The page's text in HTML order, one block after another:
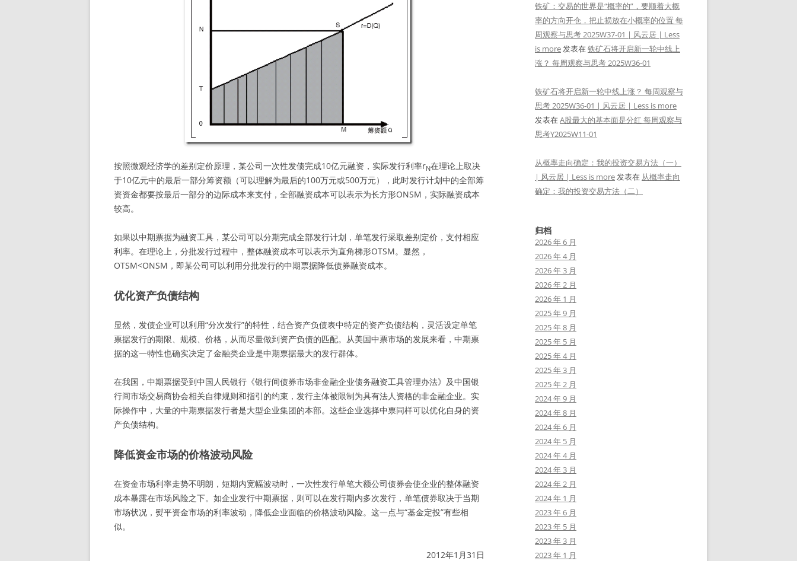
按照微观经济学的差别定价原理，某公司一次性发债完成10亿元融资，实际发行利率rN在理论上取决
于10亿元中的最后一部分筹资额（可以理解为最后的100万元或500万元），此时发行计划中的全部筹
资资金都要按最后一部分的边际成本来支付，全部融资成本可以表示为长方形ONSM，实际融资成本
较高。
如果以中期票据为融资工具，某公司可以分期完成全部发行计划，单笔发行采取差别定价，支付相应
利率。在理论上，分批发行过程中，整体融资成本可以表示为直角梯形OTSM。显然，
OTSM<ONSM，即某公司可以利用分批发行的中期票据降低债券融资成本。
优化资产负债结构
显然，发债企业可以利用“分次发行”的特性，结合资产负债表中特定的资产负债结构，灵活设定单笔
票据发行的期限、规模、价格，从而尽量做到资产负债的匹配。从美国中票市场的发展来看，中期票
据的这一特性也确实决定了金融类企业是中期票据最大的发行群体。
在我国，中期票据受到中国人民银行《银行间债券市场非金融企业债务融资工具管理办法》及中国银
行间市场交易商协会相关自律规则和指引的约束，发行主体被限制为具有法人资格的非金融企业。实
际操作中，大量的中期票据发行者是大型企业集团的本部。这些企业选择中票同样可以优化自身的资
产负债结构。
降低资金市场的价格波动风险
在资金市场利率走势不明朗，短期内宽幅波动时，一次性发行单笔大额公司债券会使企业的整体融资
成本暴露在市场风险之下。如企业发行中期票据，则可以在发行期内多次发行，单笔债券取决于当期
市场状况，熨平资金市场的利率波动，降低企业面临的价格波动风险。这一点与“基金定投”有些相
似。
2012年1月31日
铁矿：交易的世界是“概率的”，要顺着大概
率的方向开仓，把止损放在小概率的位置 每
周观察与思考 2025W37-01 | 风云居 | Less
is more发表在铁矿石将开启新一轮中线上
涨？ 每周观察与思考 2025W36-01
铁矿石将开启新一轮中线上涨？ 每周观察与
思考 2025W36-01 | 风云居 | Less is more
发表在A股最大的基本面是分红 每周观察与
思考Y2025W11-01
从概率走向确定：我的投资交易方法（一）
| 风云居 | Less is more发表在 从概率走向
确定：我的投资交易方法（二）
归档
2026 年 6 月
2026 年 4 月
2026 年 3 月
2026 年 2 月
2026 年 1 月
2025 年 9 月
2025 年 8 月
2025 年 5 月
2025 年 4 月
2025 年 3 月
2025 年 2 月
2024 年 9 月
2024 年 8 月
2024 年 6 月
2024 年 5 月
2024 年 4 月
2024 年 3 月
2024 年 2 月
2024 年 1 月
2023 年 6 月
2023 年 5 月
2023 年 3 月
2023 年 1 月